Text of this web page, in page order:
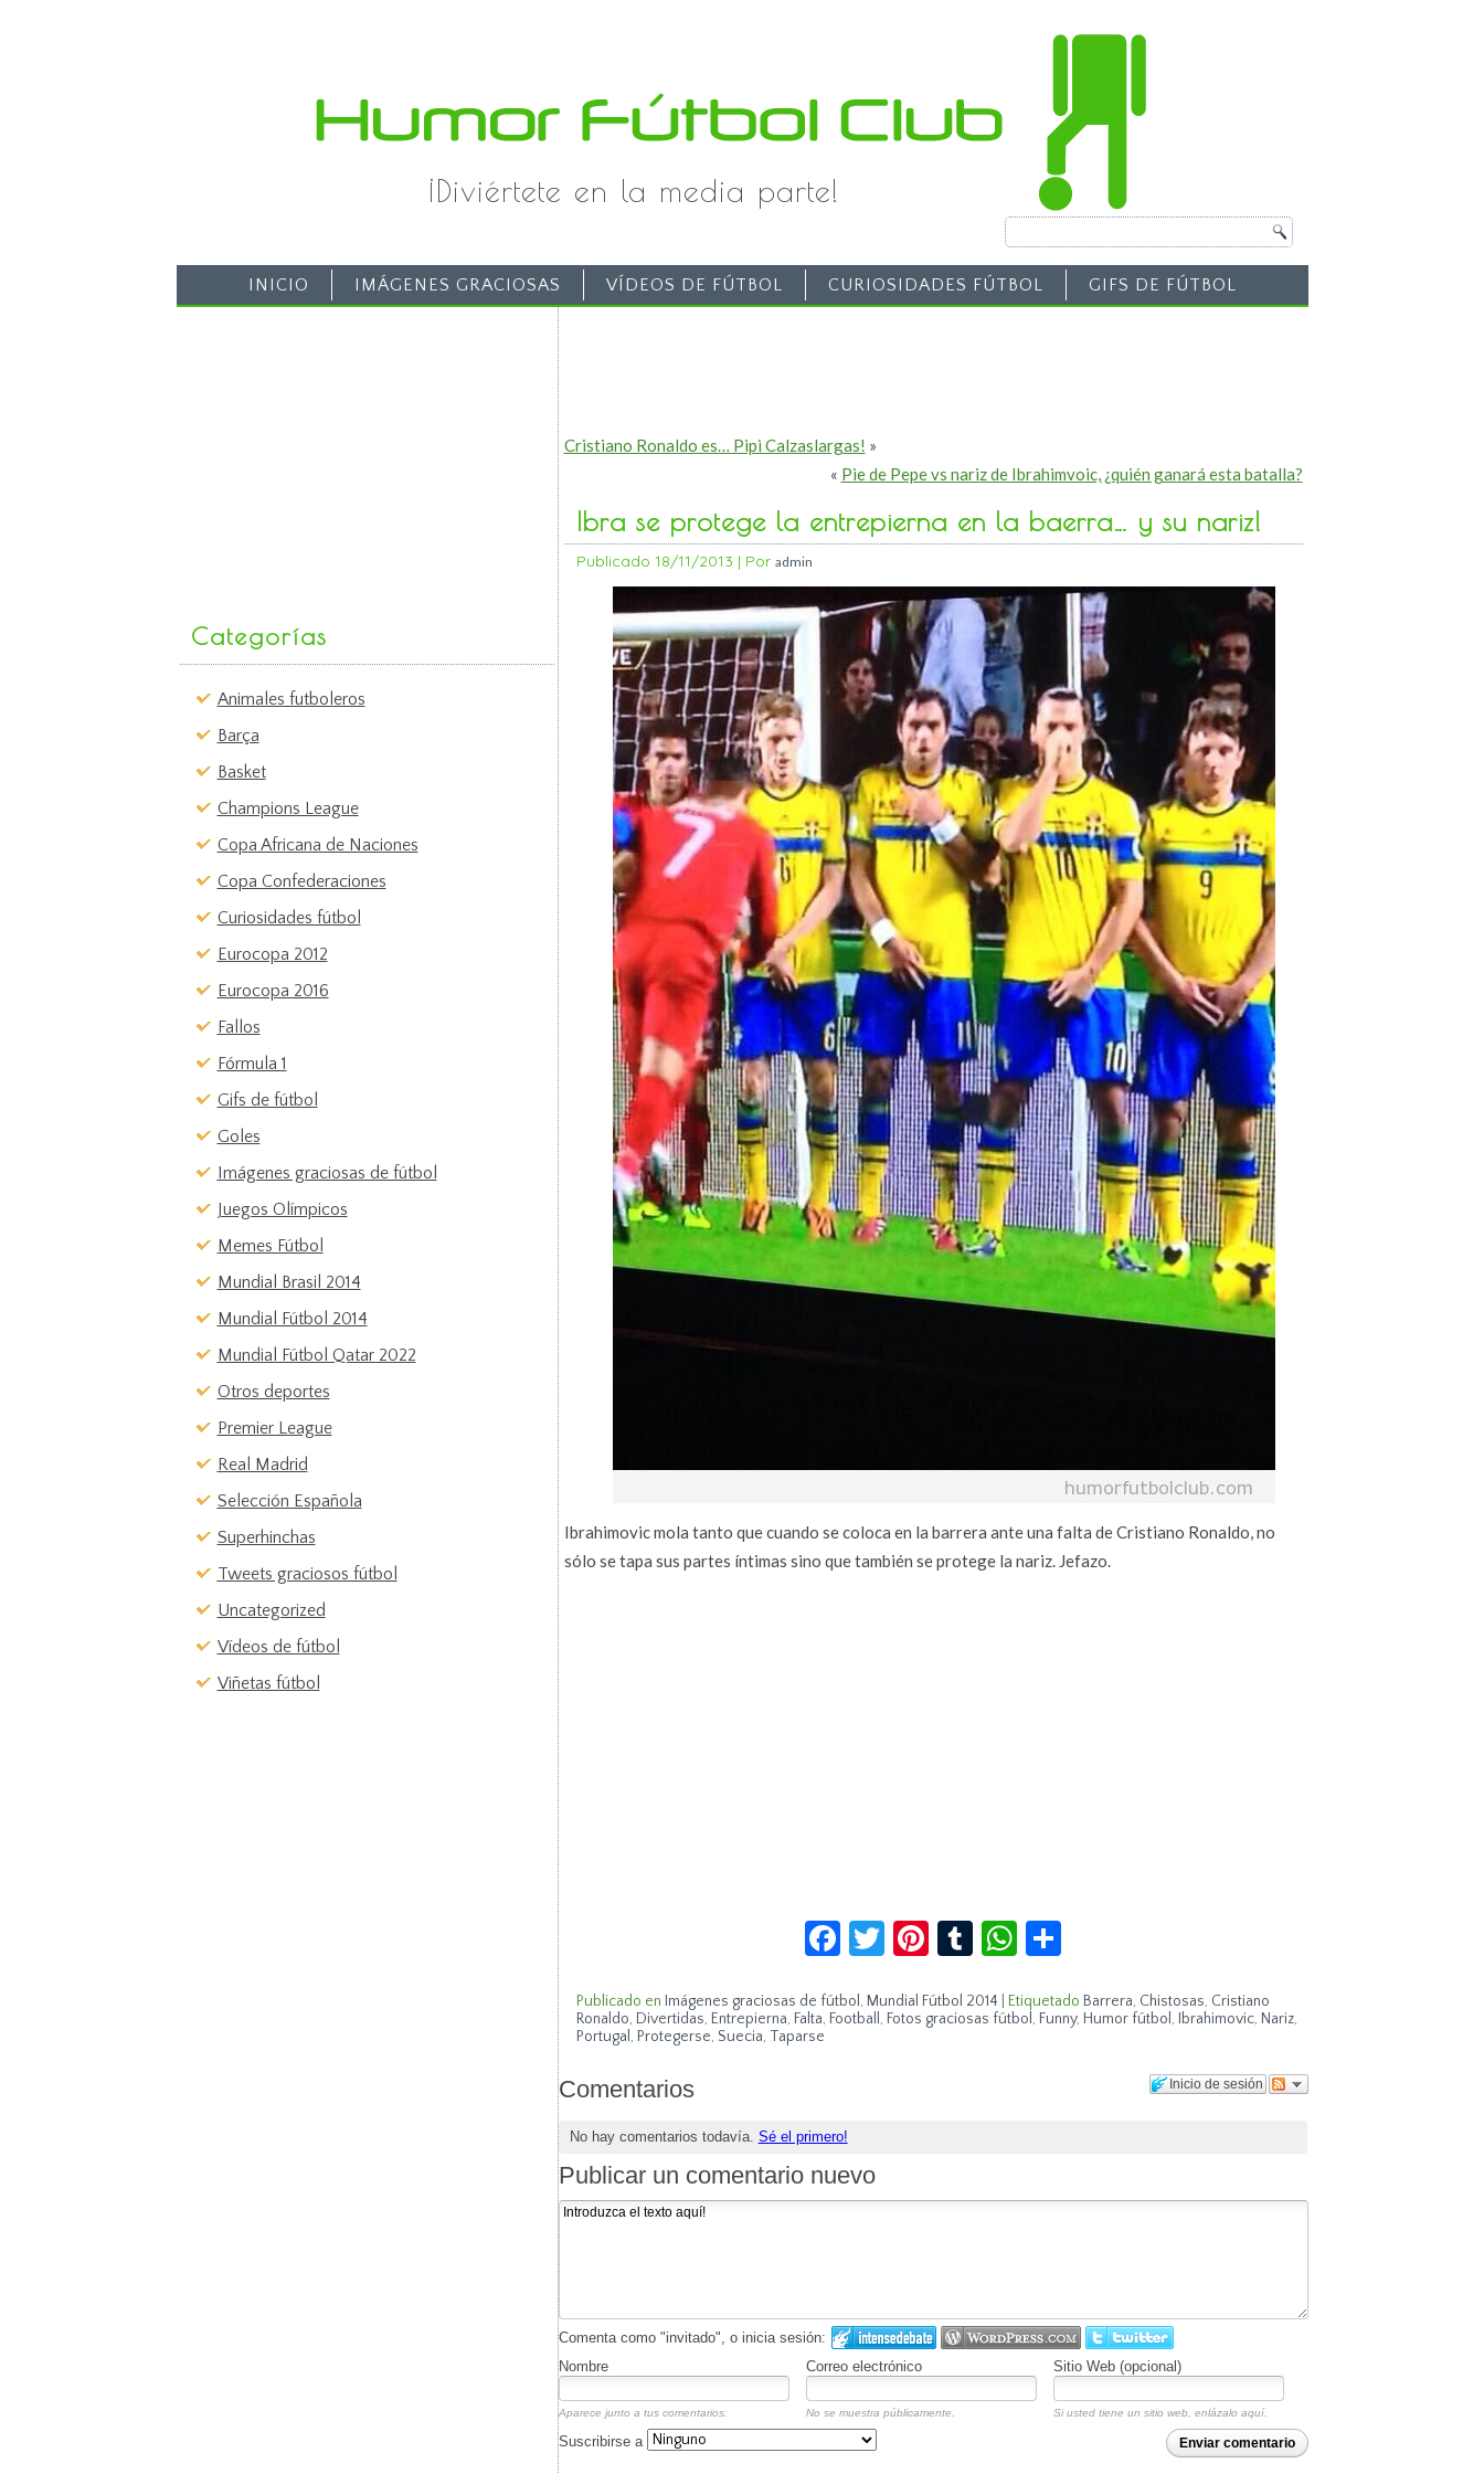
¡Diviértete en la media parte!
INICIO IMÁGENES GRACIOSAS VÍDEOS DE FÚTBOL CURIOSIDADES FÚTBOL GIFS DE FÚTBOL
Categorías
Animales futboleros
Barça
Basket
Champions League
Copa Africana de Naciones
Copa Confederaciones
Curiosidades fútbol
Eurocopa 2012
Eurocopa 2016
Fallos
Fórmula 1
Gifs de fútbol
Goles
Imágenes graciosas de fútbol
Juegos Olímpicos
Memes Fútbol
Mundial Brasil 2014
Mundial Fútbol 2014
Mundial Fútbol Qatar 2022
Otros deportes
Premier League
Real Madrid
Selección Española
Superhinchas
Tweets graciosos fútbol
Uncategorized
Vídeos de fútbol
Viñetas fútbol
Cristiano Ronaldo es… Pipi Calzaslargas! »
« Pie de Pepe vs nariz de Ibrahimvoic, ¿quién ganará esta batalla?
Ibra se protege la entrepierna en la baerra… y su nariz!
Publicado 18/11/2013 | Por admin
Ibrahimovic mola tanto que cuando se coloca en la barrera ante una falta de Cristiano Ronaldo, no
sólo se tapa sus partes íntimas sino que también se protege la nariz. Jefazo.
Facebook
Twitter
Pinterest
TumblrWhatsApp
Publicado en Imágenes graciosas de fútbol , Mundial Fútbol 2014 Etiquetado Barrera, Chistosas, Cristiano
Ronaldo, Divertidas, Entrepierna, Falta, Football , Fotos graciosas fútbol , Funny, Humor fútbol , Ibrahimovic, Nariz,
Portugal , Protegerse, Suecia, Taparse
Inicio de sesión
Comentarios
No hay comentarios todavía. Sé el primero!
Publicar un comentario nuevo
Comenta como "invitado", o inicia sesión:
Nombre
Correo electrónico Sitio Web (opcional)
Aparece junto a tus comentarios. No se muestra públicamente. Si usted tiene un sitio web, enlázalo aquí.
Enviar comentario
Suscribirse a